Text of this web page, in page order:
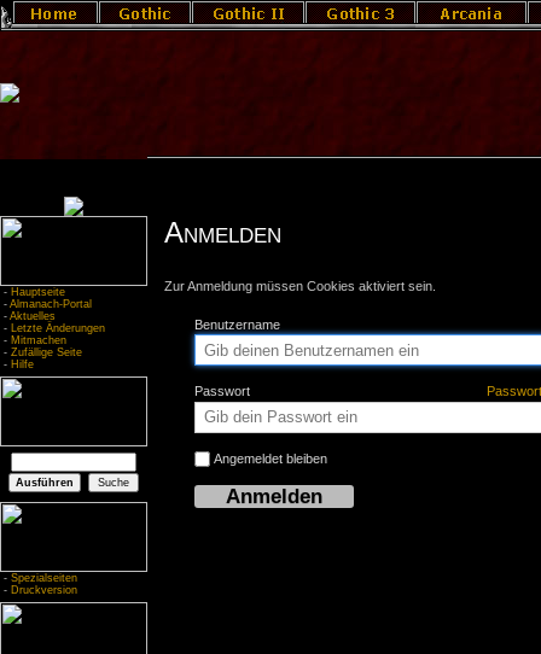
- Hauptseite
- Almanach-Portal
- Aktuelles
- Letzte Änderungen
- Mitmachen
- Zufällige Seite
- Hilfe
- Spezialseiten
- Druckversion
Anmelden
Zur Anmeldung müssen Cookies aktiviert sein.
Benutzername
Passwort
Angemeldet bleiben